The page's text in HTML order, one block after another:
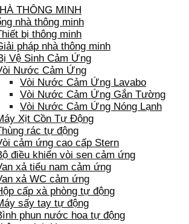
THÔNG MINH
nhà thông minh
bị thông minh
pháp nhà thông minh
Vệ Sinh Cảm Ứng
Nước Cảm Ứng
Vòi Nước Cảm Ứng Lavabo
Vòi Nước Cảm Ứng Gắn Tường
Vòi Nước Cảm Ứng Nóng Lạnh
Xịt Cồn Tự Động
rác tự động
cảm ứng cao cấp Stern
điều khiển vòi sen cảm ứng
xả tiểu nam cảm ứng
xả WC cảm ứng
cấp xà phòng tự động
sấy tay tự động
phun nước hoa tự động